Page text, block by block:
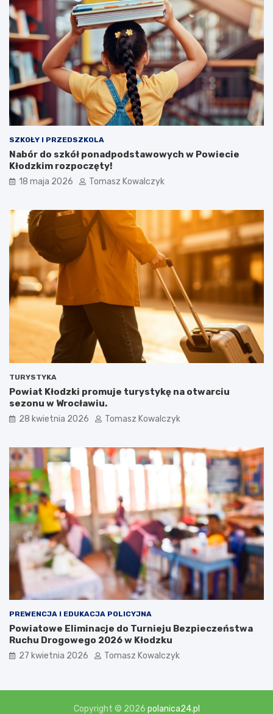
SZKOŁY I PRZEDSZKOLA
Nabór do szkół ponadpodstawowych w Powiecie
Kłodzkim rozpoczęty!
18 maja 2026 Tomasz Kowalczyk
TURYSTYKA
Powiat Kłodzki promuje turystykę na otwarciu
sezonu w Wrocławiu.
28 kwietnia 2026 Tomasz Kowalczyk
PREWENCJA I EDUKACJA POLICYJNA
Powiatowe Eliminacje do Turnieju Bezpieczeństwa
Ruchu Drogowego 2026 w Kłodzku
27 kwietnia 2026 Tomasz Kowalczyk
Copyright © 2026 polanica24.pl